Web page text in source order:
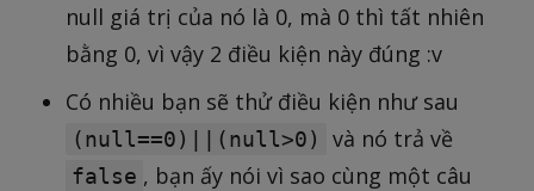
null giá trị của nó là 0, mà 0 thì tất nhiên
bằng 0, vì vậy 2 điều kiện này đúng :v
Có nhiều bạn sẽ thử điều kiện như sau
(null==0)||(null>0) và nó trả về
false , bạn ấy nói vì sao cùng một câu